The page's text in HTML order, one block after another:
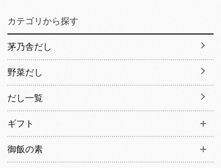
カテゴリから探す
茅乃舎だし
野菜だし
だし一覧
ギフト
御飯の素